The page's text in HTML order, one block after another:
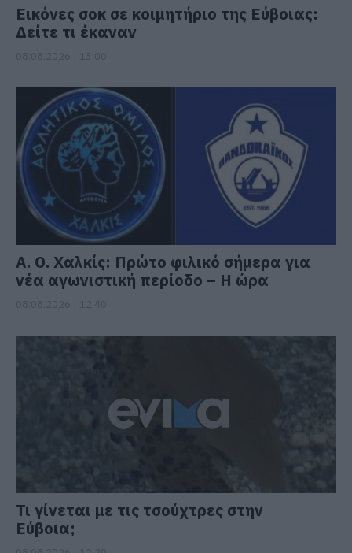
Εικόνες σοκ σε κοιμητήριο της Εύβοιας:
Δείτε τι έκαναν
Α. Ο. Χαλκίς: Πρώτο φιλικό σήμερα για
νέα αγωνιστική περίοδο – Η ώρα
Τι γίνεται με τις τσούχτρες στην
Εύβοια;